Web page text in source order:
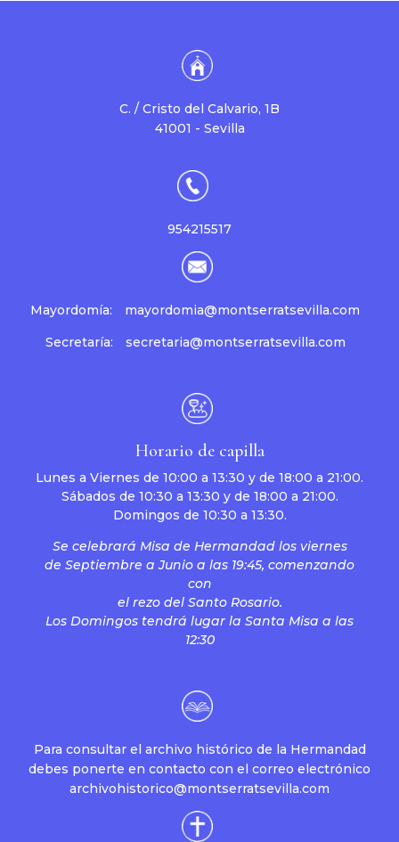
C. / Cristo del Calvario, 1B
41001 - Sevilla
954215517
Mayordomía:
mayordomia@montserratsevilla.com
Secretaría:
secretaria@montserratsevilla.com
Horario de capilla
Lunes a Viernes de 10:00 a 13:30 y de 18:00 a 21:00.
Sábados de 10:30 a 13:30 y de 18:00 a 21:00.
Domingos de 10:30 a 13:30.
Se celebrará Misa de Hermandad los viernes
de Septiembre a Junio a las 19:45, comenzando
con
el rezo del Santo Rosario.
Los Domingos tendrá lugar la Santa Misa a las
12:30
Para consultar el archivo histórico de la Hermandad
debes ponerte en contacto con el correo electrónico
archivohistorico@montserratsevilla.com